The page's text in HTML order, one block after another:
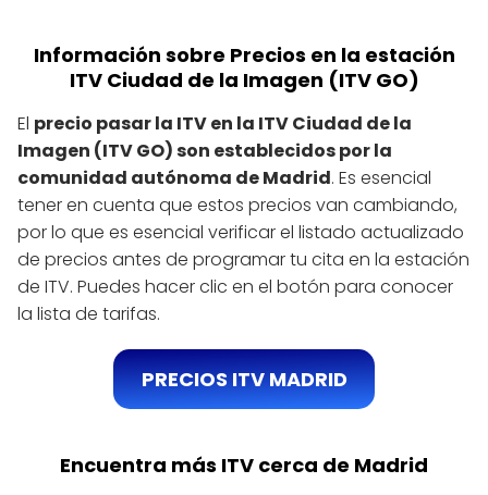
Información sobre Precios en la estación
ITV Ciudad de la Imagen (ITV GO)
El precio pasar la ITV en la ITV Ciudad de la
Imagen (ITV GO) son establecidos por la
comunidad autónoma de Madrid. Es esencial
tener en cuenta que estos precios van cambiando,
por lo que es esencial verificar el listado actualizado
de precios antes de programar tu cita en la estación
de ITV. Puedes hacer clic en el botón para conocer
la lista de tarifas.
PRECIOS ITV MADRID
Encuentra más ITV cerca de Madrid